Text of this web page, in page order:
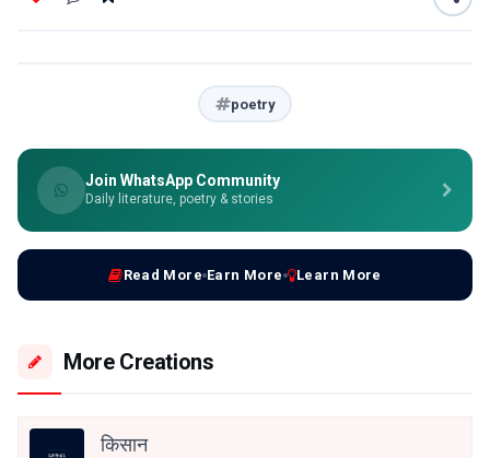
poetry
Join WhatsApp Community
Daily literature, poetry & stories
Read More Earn More Learn More
More Creations
किसान